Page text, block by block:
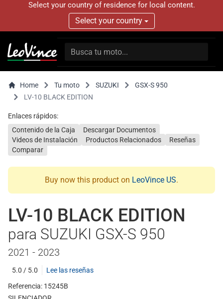
Select your country of residence for local content.
Select your country
Home Tu moto SUZUKI
GSX-S 950
LV-10 BLACK EDITION
Enlaces rápidos:
Contenido de la Caja
Descargar Documentos
Videos de Instalación
Productos Relacionados
Reseñas
Comparar
Buy now this product on LeoVince US.
LV-10 BLACK EDITION
para SUZUKI GSX-S 950
2021 - 2023
5.0 / 5.0
Lee las reseñas
Referencia: 15245B